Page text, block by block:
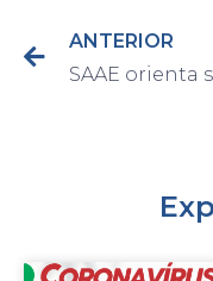
ANTERIOR